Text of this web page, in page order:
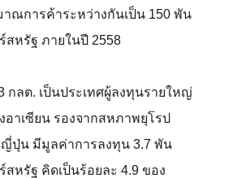
าณการค้าระหว่างกันเป็น 150 พัน
สหรัฐ ภายในปี 2558
กลต. เป็นประเทศผู้ลงทุนรายใหญ่
อาเซียน รองจากสหภาพยุโรป
ญี่ปุ่น มีมูลค่าการลงทุน 3.7 พัน
สหรัฐ คิดเป็นร้อยละ 4.9 ของ